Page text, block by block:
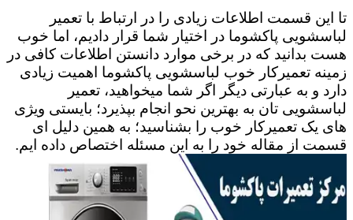
تا این قسمت اطلاعات زیادی را در ارتباط با تعمیر
لباسشویی پاکشوما در اختیار شما قرار دادیم، اما خوب
هست بدانید که در برخی موارد دانستن اطلاعات کافی در
زمینه تعمیرکار خوب لباسشویی پاکشوما اهمیت زیادی
دارد و به عبارتی دیگر اگر شما میخواهید، تعمیر
لباسشویی تان به بهترین نحو انجام بپذیرد؛ بایستی ویژی
های یک تعمیرکار خوب را بشناسید؛ به همین دلیل ای
قسمت از مقاله خود را به این مسئله اختصاص داده ایم.